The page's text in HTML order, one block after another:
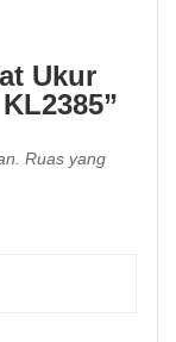
Ukur
Ruas yang